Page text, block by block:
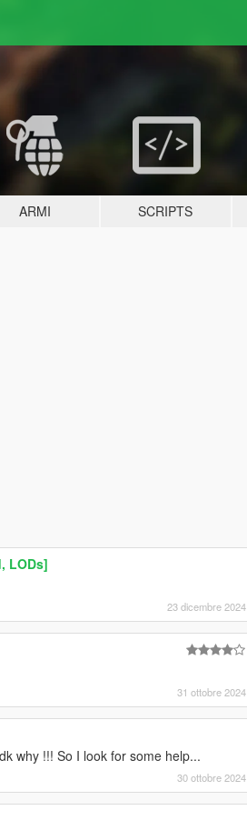
ARMI SCRIPTS
LODs]
23 dicembre 2024
31 ottobre 2024
why !!! So I look for some help...
30 ottobre 2024